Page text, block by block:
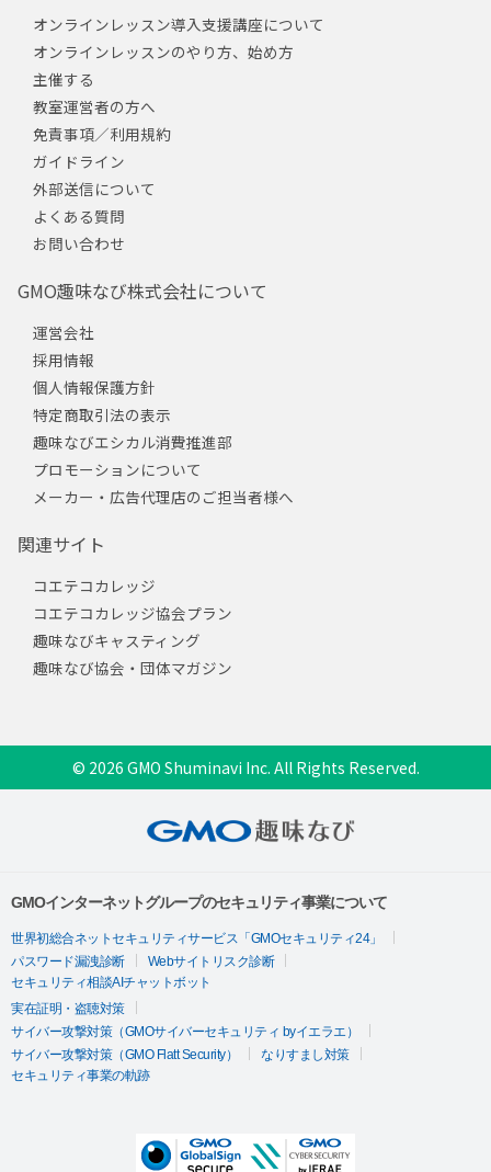
オンラインレッスン導入支援講座について
オンラインレッスンのやり方、始め方
主催する
教室運営者の方へ
免責事項／利用規約
ガイドライン
外部送信について
よくある質問
お問い合わせ
GMO趣味なび株式会社について
運営会社
採用情報
個人情報保護方針
特定商取引法の表示
趣味なびエシカル消費推進部
プロモーションについて
メーカー・広告代理店のご担当者様へ
関連サイト
コエテコカレッジ
コエテコカレッジ協会プラン
趣味なびキャスティング
趣味なび協会・団体マガジン
© 2026 GMO Shuminavi Inc. All Rights Reserved.